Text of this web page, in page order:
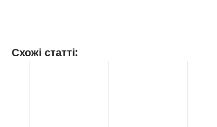
Схожі статті: